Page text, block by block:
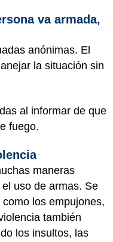
va armada,
anónimas. El
la situación sin
al informar de que
fuego.
maneras
uso de armas. Se
los empujones,
también
los insultos, las